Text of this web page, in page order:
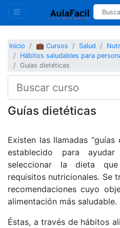
Inicio 💼 Cursos Salud
Hábitos saludables para
Guías dietéticas
Guías dietéticas
Existen las llamadas
establecido para
seleccionar la dieta
requisitos nutricionales. Se
recomendaciones cuyo
alimentación más saludable.
Éstas, a través de hábitos